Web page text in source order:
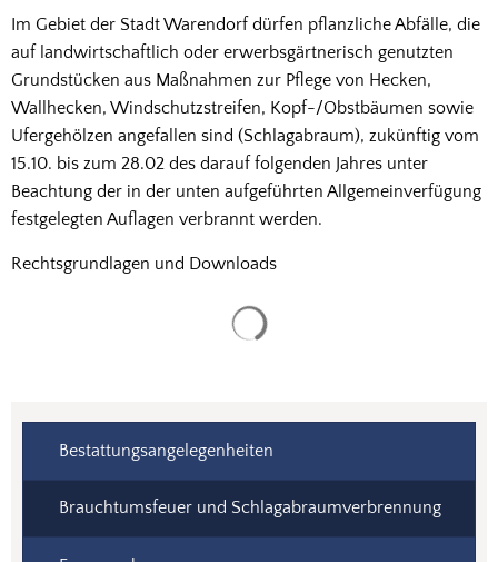
Im Gebiet der Stadt Warendorf dürfen pflanzliche Abfälle, die
auf landwirtschaftlich oder erwerbsgärtnerisch genutzten
Grundstücken aus Maßnahmen zur Pflege von Hecken,
Wallhecken, Windschutzstreifen, Kopf-/Obstbäumen sowie
Ufergehölzen angefallen sind (Schlagabraum), zukünftig vom
15.10. bis zum 28.02 des darauf folgenden Jahres unter
Beachtung der in der unten aufgeführten Allgemeinverfügung
festgelegten Auflagen verbrannt werden.
Rechtsgrundlagen und Downloads
Bestattungsangelegenheiten
Brauchtumsfeuer und Schlagabraumverbrennung